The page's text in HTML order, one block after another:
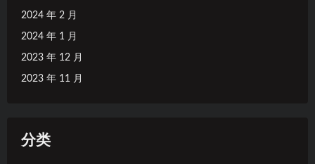
2024 年 2 月
2024 年 1 月
2023 年 12 月
2023 年 11 月
分类